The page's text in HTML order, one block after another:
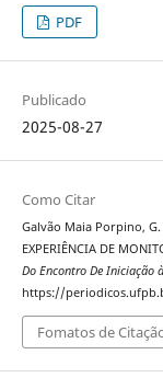
PDF
Publicado
2025-08-27
Como Citar
Galvão Maia Porpino, G.
EXPERIÊNCIA DE
Do Encontro De Iniciação
https://
Fomatos de